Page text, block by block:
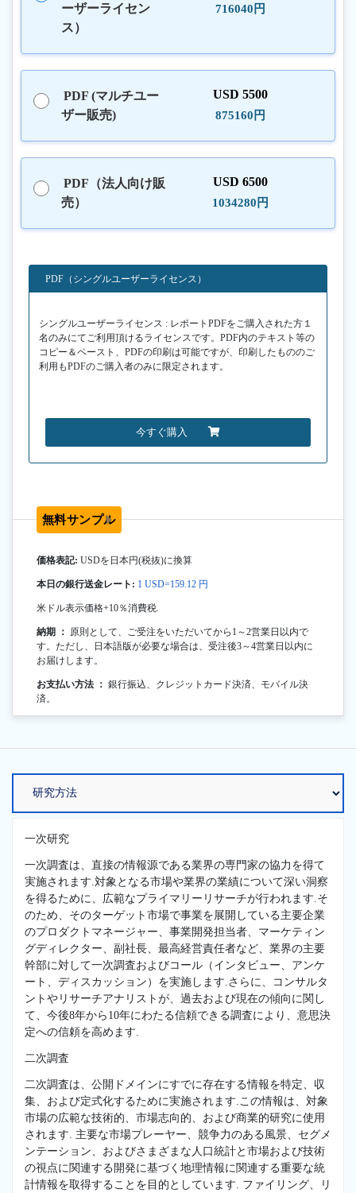
ーザーライセン
ス）
716040円
PDF (マルチユー
ザー販売)
USD 5500
875160円
PDF（法人向け販
売）
USD 6500
1034280円
PDF（シングルユーザーライセンス）
シングルユーザーライセンス : レポートPDFをご購入された方１
名のみにてご利用頂けるライセンスです。PDF内のテキスト等の
コピー＆ペースト、PDFの印刷は可能ですが、印刷したもののご
利用もPDFのご購入者のみに限定されます。
今すぐ購入
無料サンプル
価格表記: USDを日本円(税抜)に換算
本日の銀行送金レート: 1 USD=159.12 円
米ドル表示価格+10％消費税.
納期 ： 原則として、ご受注をいただいてから1～2営業日以内で
す。ただし、日本語版が必要な場合は、受注後3～4営業日以内に
お届けします。
お支払い方法 ： 銀行振込、クレジットカード決済、モバイル決
済。
一次研究
一次調査は、直接の情報源である業界の専門家の協力を得て
実施されます.対象となる市場や業界の業績について深い洞察
を得るために、広範なプライマリーリサーチが行われます.そ
のため、そのターゲット市場で事業を展開している主要企業
のプロダクトマネージャー、事業開発担当者、マーケティン
グディレクター、副社長、最高経営責任者など、業界の主要
幹部に対して一次調査およびコール（インタビュー、アンケ
ート、ディスカッション）を実施します.さらに、コンサルタ
ントやリサーチアナリストが、過去および現在の傾向に関し
て、今後8年から10年にわたる信頼できる調査により、意思決
定への信頼を高めます.
二次調査
二次調査は、公開ドメインにすでに存在する情報を特定、収
集、および定式化するために実施されます.この情報は、対象
市場の広範な技術的、市場志向的、および商業的研究に使用
されます. 主要な市場プレーヤー、競争力のある風景、セグメ
ンテーション、およびさまざまな人口統計と市場および技術
の視点に関連する開発に基づく地理情報に関連する重要な統
計情報を取得することを目的としています. ファイリング、リ